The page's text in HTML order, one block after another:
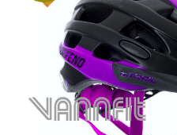
Utilidades para el hogar